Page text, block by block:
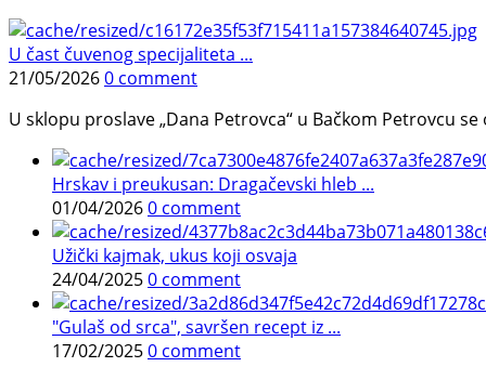
U čast čuvenog specijaliteta ...
21/05/20260 comment
U sklopu proslave „Dana Petrovca“ u Bačkom Petrovcu
Hrskav i preukusan: Dragačevski hleb ...
01/04/20260 comment
Užički kajmak, ukus koji osvaja
24/04/20250 comment
"Gulaš od srca", savršen recept iz ...
17/02/20250 comment